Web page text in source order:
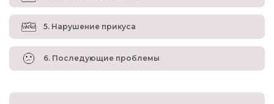
5. Нарушение прикуса
6. Последующие проблемы